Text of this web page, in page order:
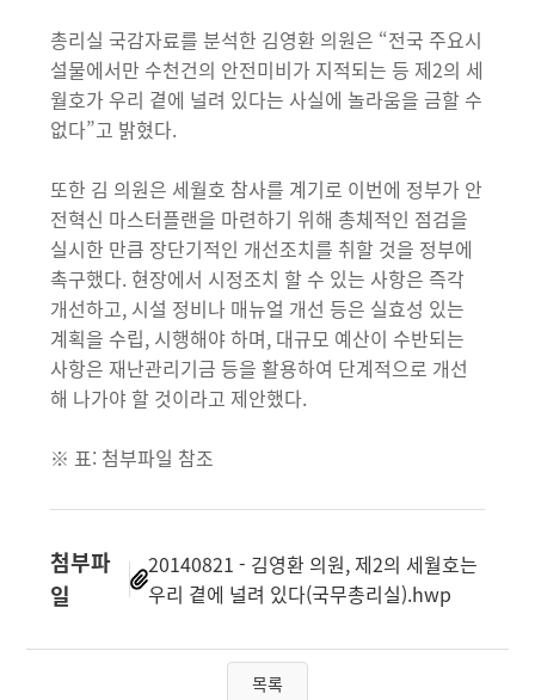
총리실 국감자료를 분석한 김영환 의원은 “전국 주요시
설물에서만 수천건의 안전미비가 지적되는 등 제2의 세
월호가 우리 곁에 널려 있다는 사실에 놀라움을 금할 수
없다”고 밝혔다.
또한 김 의원은 세월호 참사를 계기로 이번에 정부가 안
전혁신 마스터플랜을 마련하기 위해 총체적인 점검을
실시한 만큼 장단기적인 개선조치를 취할 것을 정부에
촉구했다. 현장에서 시정조치 할 수 있는 사항은 즉각
개선하고, 시설 정비나 매뉴얼 개선 등은 실효성 있는
계획을 수립, 시행해야 하며, 대규모 예산이 수반되는
사항은 재난관리기금 등을 활용하여 단계적으로 개선
해 나가야 할 것이라고 제안했다.
※ 표: 첨부파일 참조
첨부파
일
20140821 - 김영환 의원, 제2의 세월호는
우리 곁에 널려 있다(국무총리실).hwp
목록